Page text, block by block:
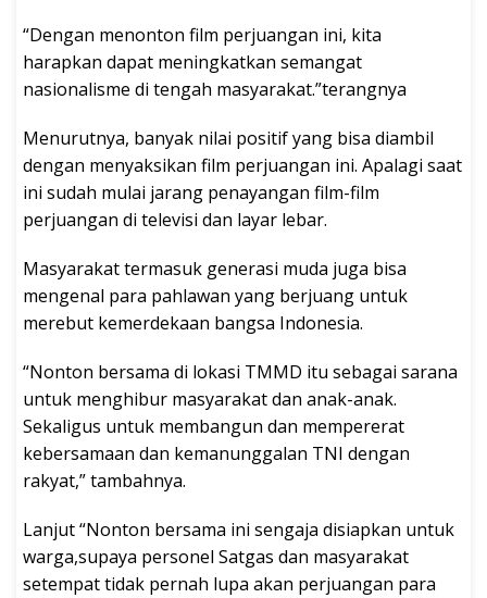
“Dengan menonton film perjuangan ini, kita
harapkan dapat meningkatkan semangat
nasionalisme di tengah masyarakat.”terangnya
Menurutnya, banyak nilai positif yang bisa diambil
dengan menyaksikan film perjuangan ini. Apalagi saat
ini sudah mulai jarang penayangan film-film
perjuangan di televisi dan layar lebar.
Masyarakat termasuk generasi muda juga bisa
mengenal para pahlawan yang berjuang untuk
merebut kemerdekaan bangsa Indonesia.
“Nonton bersama di lokasi TMMD itu sebagai sarana
untuk menghibur masyarakat dan anak-anak.
Sekaligus untuk membangun dan mempererat
kebersamaan dan kemanunggalan TNI dengan
rakyat,” tambahnya.
Lanjut “Nonton bersama ini sengaja disiapkan untuk
warga,supaya personel Satgas dan masyarakat
setempat tidak pernah lupa akan perjuangan para